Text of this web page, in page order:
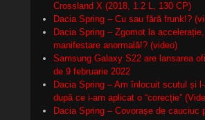
Crossland X (2018, 1.2 L, 130 CP)
Dacia Spring – Cu sau fără frunk!?
Dacia Spring – Zgomot la
manifestare anormală!? (video)
Samsung Galaxy S22 are lansarea
de 9 februarie 2022
Dacia Spring – Am înlocuit scutul și
după ce i-am aplicat o “corecție”
Dacia Spring – Covorașe de cauciuc